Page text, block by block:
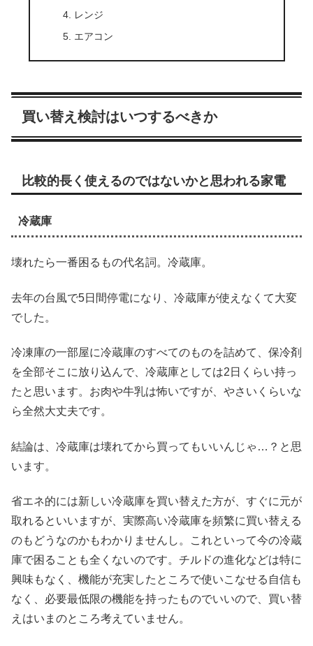
レンジ
エアコン
買い替え検討はいつするべきか
比較的長く使えるのではないかと思われる家電
冷蔵庫
壊れたら一番困るもの代名詞。冷蔵庫。
去年の台風で5日間停電になり、冷蔵庫が使えなくて大変
でした。
冷凍庫の一部屋に冷蔵庫のすべてのものを詰めて、保冷剤
を全部そこに放り込んで、冷蔵庫としては2日くらい持っ
たと思います。お肉や牛乳は怖いですが、やさいくらいな
ら全然大丈夫です。
結論は、冷蔵庫は壊れてから買ってもいいんじゃ…？と思
います。
省エネ的には新しい冷蔵庫を買い替えた方が、すぐに元が
取れるといいますが、実際高い冷蔵庫を頻繁に買い替える
のもどうなのかもわかりませんし。これといって今の冷蔵
庫で困ることも全くないのです。チルドの進化などは特に
興味もなく、機能が充実したところで使いこなせる自信も
なく、必要最低限の機能を持ったものでいいので、買い替
えはいまのところ考えていません。